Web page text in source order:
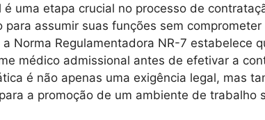
é uma etapa crucial no processo de
assumir suas funções sem comprometer
Norma Regulamentadora NR-7 estabelece
médico admissional antes de efetivar a
é não apenas uma exigência legal, mas
a promoção de um ambiente de trabalho